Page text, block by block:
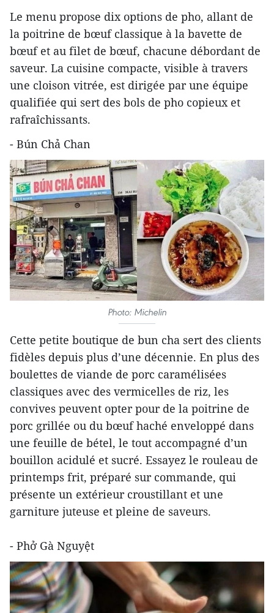
Le menu propose dix options de pho, allant de
la poitrine de bœuf classique à la bavette de
bœuf et au filet de bœuf, chacune débordant de
saveur. La cuisine compacte, visible à travers
une cloison vitrée, est dirigée par une équipe
qualifiée qui sert des bols de pho copieux et
rafraîchissants.
- Bún Chả Chan
Photo: Michelin
Cette petite boutique de bun cha sert des clients
fidèles depuis plus d’une décennie. En plus des
boulettes de viande de porc caramélisées
classiques avec des vermicelles de riz, les
convives peuvent opter pour de la poitrine de
porc grillée ou du bœuf haché enveloppé dans
une feuille de bétel, le tout accompagné d’un
bouillon acidulé et sucré. Essayez le rouleau de
printemps frit, préparé sur commande, qui
présente un extérieur croustillant et une
garniture juteuse et pleine de saveurs.
- Phở Gà Nguyệt